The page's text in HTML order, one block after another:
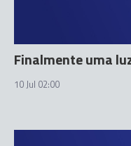
Finalmente uma
10 Jul 02:00